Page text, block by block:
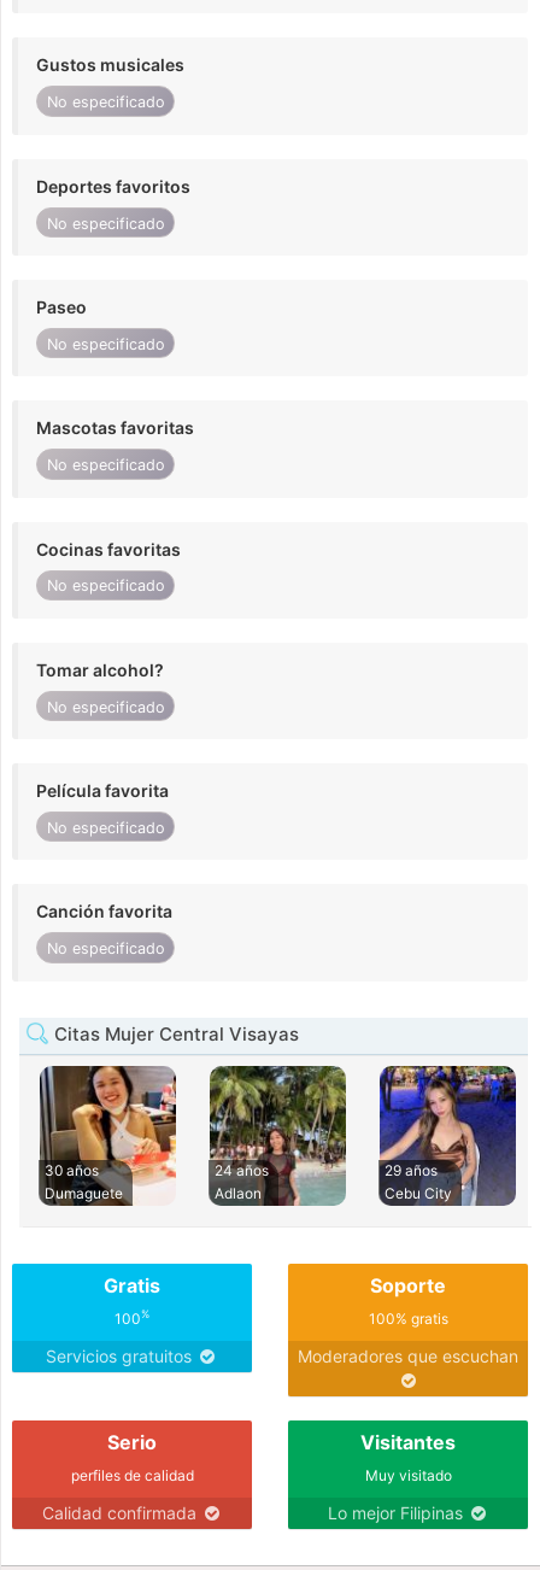
Gustos musicales
No especificado
Deportes favoritos
No especificado
Paseo
No especificado
Mascotas favoritas
No especificado
Cocinas favoritas
No especificado
Tomar alcohol?
No especificado
Película favorita
No especificado
Canción favorita
No especificado
Citas Mujer Central Visayas
30 años
Dumaguete
24 años
Adlaon
29 años
Cebu City
Gratis
100%
Servicios gratuitos
Soporte
100% gratis
Moderadores que escuchan
Serio
perfiles de calidad
Calidad confirmada
Visitantes
Muy visitado
Lo mejor Filipinas